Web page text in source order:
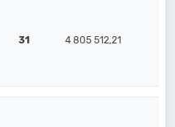
31 4 805 512,21